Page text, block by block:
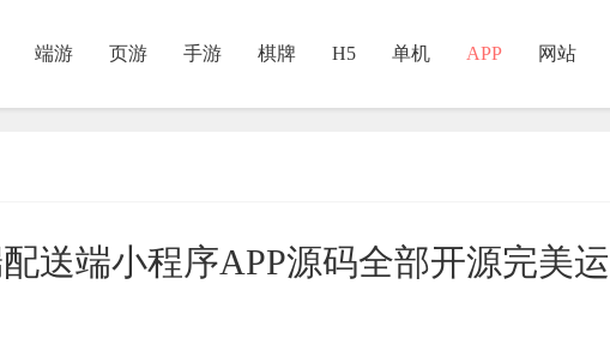
端游 页游 手游 棋牌 H5 单机 APP 网站
送端小程序APP源码全部开源完美运